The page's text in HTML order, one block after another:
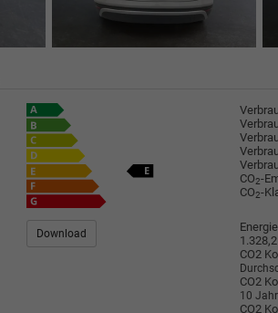
CO2-
CO2-
Download
CO2
CO2
10
CO2